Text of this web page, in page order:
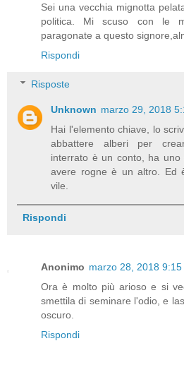
Sei una vecchia mignotta
politica. Mi scuso con le
paragonate a questo
Rispondi
Risposte
Unknown marzo 29, 2018
Hai l'elemento chiave, lo
abbattere alberi per
interrato è un conto, ha
avere rogne è un altro. Ed
vile.
Rispondi
Anonimo marzo 28, 2018 9:15
Ora è molto più arioso e si
smettila di seminare l'odio, e
oscuro.
Rispondi